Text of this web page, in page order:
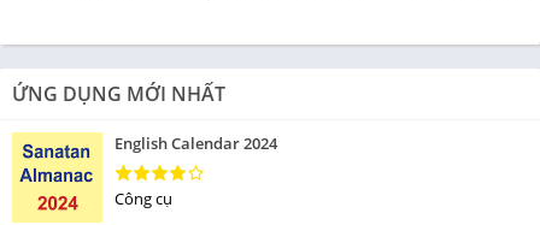
ỨNG DỤNG MỚI NHẤT
English Calendar 2024
Công cụ